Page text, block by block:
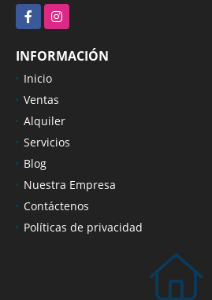
FacebookInstagram
INFORMACIÓN
Inicio
Ventas
Alquiler
Servicios
Blog
Nuestra Empresa
Contáctenos
Políticas de privacidad